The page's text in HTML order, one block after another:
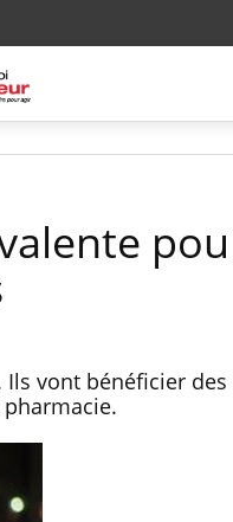
vont bénéficier